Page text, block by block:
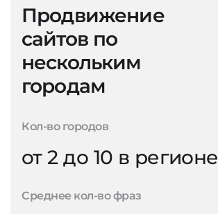
Продвижение
сайтов по
нескольким
городам
Кол-во городов
от 2 до 10 в регионе
Среднее кол-во фраз